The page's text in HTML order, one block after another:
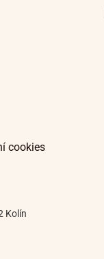
cookies
Kolín